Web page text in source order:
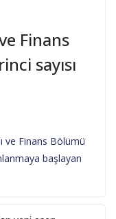
Finans
sayısı
ve Finans Bölümü
başlayan